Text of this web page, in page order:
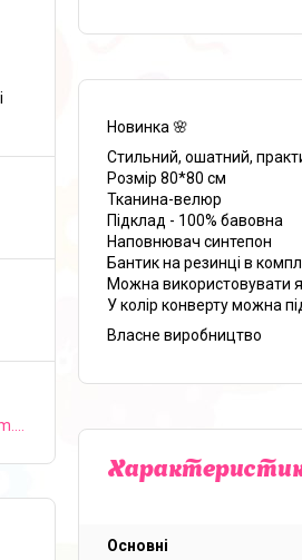
Новинка 🌸
Стильний, ошатний,
Розмір 80*80 см
Тканина-велюр
Підклад - 100% бавовна
Наповнювач синтепон
Бантик на резинці в
Можна використовувати
У колір конверту можна
Власне виробництво
Основні